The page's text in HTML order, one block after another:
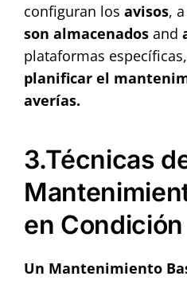
configuran los avisos,
son almacenadosand
plataformas
planificar el
averías.
3.Técnicas
en Condición
Un Mantenimiento